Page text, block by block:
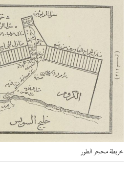
خريطة محجر الطور